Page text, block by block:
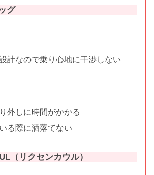
グ
計なので乗り心地に干渉しない
外しに時間がかかる
る際に洒落てない
（リクセンカウル）